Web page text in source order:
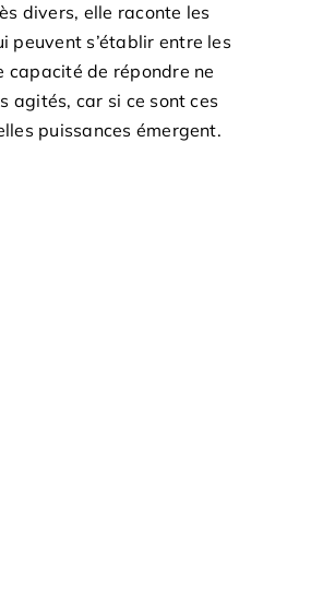
divers, elle raconte les
s’établir entre les
capacité de répondre ne
agités, car si ce sont ces
puissances émergent.